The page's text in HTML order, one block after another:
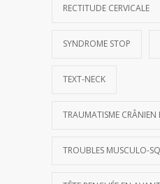
RECTITUDE CERVICALE
SYNDROME STOP
TEXT-NECK
TRAUMATISME CRÂNIEN
TROUBLES MUSCULO-